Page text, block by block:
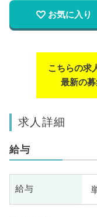
お気に入り
こちらの求
最新の募
求人詳細
給与
給与